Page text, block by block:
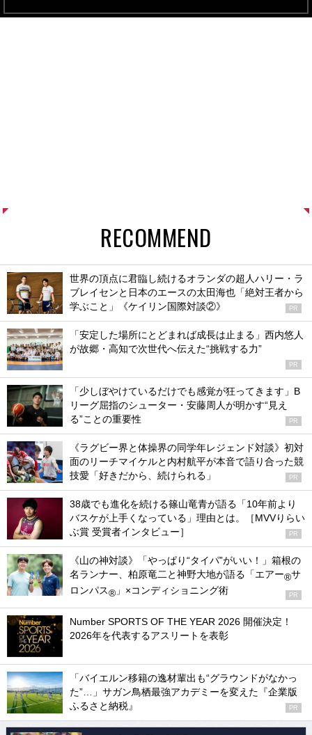
RECOMMEND
世界の頂点に君臨し続けるオランダの超人ハリー・ラ
ブレイセンと日本のエースの太田海也「絶対王者から
学ぶこと」《ケイリン国際対談②》
PR
「安定した場所にとどまれば成長は止まる」西内悠人
が故郷・高知で次世代へ伝えた“挑戦する力”
PR
「少しぼやけているだけでも感覚が狂ってきます」B
リーグ屈指のシューター・安藤周人が明かす“見え
る”ことの重要性
PR
《ラグビー界と体操界の同学年レジェンド対談》初対
面のリーチマイケルと内村航平が本音で語り合った競
技愛「好きだから、続けられる」
PR
38歳でも進化を続ける篠山竜青が語る「10年前より
バスケが上手くなっている」理由とは。［MVVりらい
ぶ賞 受賞者インタビュー］
PR
《山の神対談》「やっぱり“タイパ”がいい！」箱根の
名ランナー、柏原竜二と神野大地が語る「エアー®サ
ロンパス® 」×コンディショニング術 PR
Number SPORTS OF THE YEAR 2026 開催決定！
2026年を代表するアスリートを表彰
「バイエルン移籍の逸材輩出も“グラウンドがなかっ
た”…」サガン鳥栖最強アカデミーを変えた『企業版
ふるさと納税』
PR